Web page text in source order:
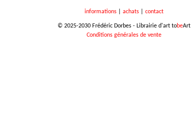
informations| achats| contact
© 2025-2030 Frédéric Dorbes - Librairie d'art tobeArt
Conditions générales de vente